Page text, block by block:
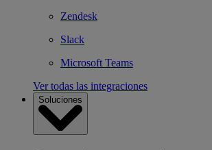
Zendesk
Slack
Microsoft Teams
Ver todas las integraciones
Soluciones